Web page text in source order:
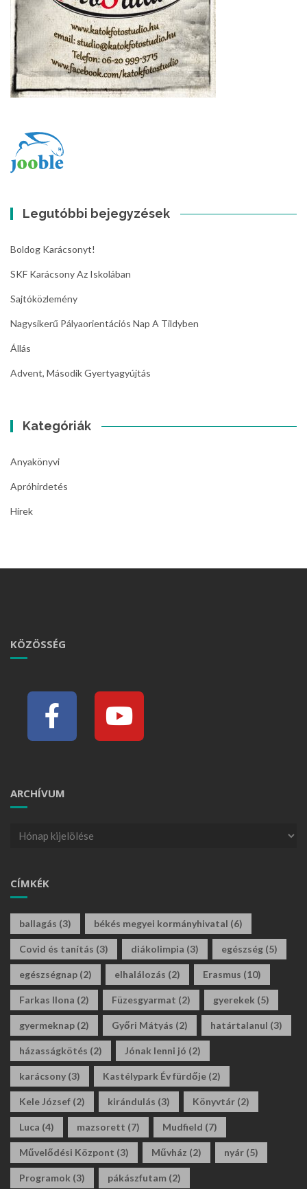
Legutóbbi bejegyzések
Boldog Karácsonyt!
SKF Karácsony Az Iskolában
Sajtóközlemény
Nagysikerű Pályaorientációs Nap A Tildyben
Állás
Advent, Második Gyertyagyújtás
Kategóriák
Anyakönyvi
Apróhirdetés
Hírek
KÖZÖSSÉG
ARCHÍVUM
CÍMKÉK
ballagás (3) békés megyei kormányhivatal (6)
Covid és tanítás (3) diákolimpia (3) egészség (5)
egészségnap (2) elhalálozás (2) Erasmus (10)
Farkas Ilona (2) Füzesgyarmat (2) gyerekek (5)
gyermeknap (2) Győri Mátyás (2) határtalanul (3)
házasságkötés (2) Jónak lenni jó (2)
karácsony (3) Kastélypark Év fürdője (2)
Kele József (2) kirándulás (3) Könyvtár (2)
Luca (4) mazsorett (7) Mudfield (7)
Művelődési Központ (3) Művház (2) nyár (5)
Programok (3) pákászfutam (2)